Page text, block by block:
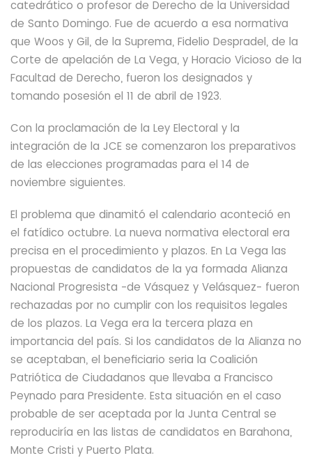
catedrático o profesor de Derecho de la Universidad
de Santo Domingo. Fue de acuerdo a esa normativa
que Woos y Gil, de la Suprema, Fidelio Despradel, de la
Corte de apelación de La Vega, y Horacio Vicioso de la
Facultad de Derecho, fueron los designados y
tomando posesión el 11 de abril de 1923.
Con la proclamación de la Ley Electoral y la
integración de la JCE se comenzaron los preparativos
de las elecciones programadas para el 14 de
noviembre siguientes.
El problema que dinamitó el calendario aconteció en
el fatídico octubre. La nueva normativa electoral era
precisa en el procedimiento y plazos. En La Vega las
propuestas de candidatos de la ya formada Alianza
Nacional Progresista -de Vásquez y Velásquez- fueron
rechazadas por no cumplir con los requisitos legales
de los plazos. La Vega era la tercera plaza en
importancia del país. Si los candidatos de la Alianza no
se aceptaban, el beneficiario seria la Coalición
Patriótica de Ciudadanos que llevaba a Francisco
Peynado para Presidente. Esta situación en el caso
probable de ser aceptada por la Junta Central se
reproduciría en las listas de candidatos en Barahona,
Monte Cristi y Puerto Plata.